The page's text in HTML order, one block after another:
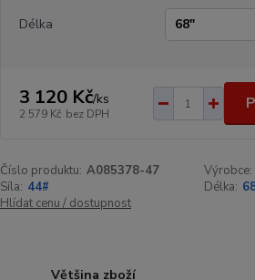
Délka
3 120 Kč/ks
2 579 Kč bez DPH
Číslo produktu: A085378-47 Výrobce:
Síla: 44# Délka:
Hlídat cenu / dostupnost
Většina zboží